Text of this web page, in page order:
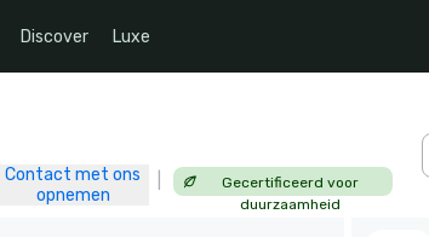
Discover Luxe
Contact met ons
opnemen
Gecertificeerd voor
duurzaamheid